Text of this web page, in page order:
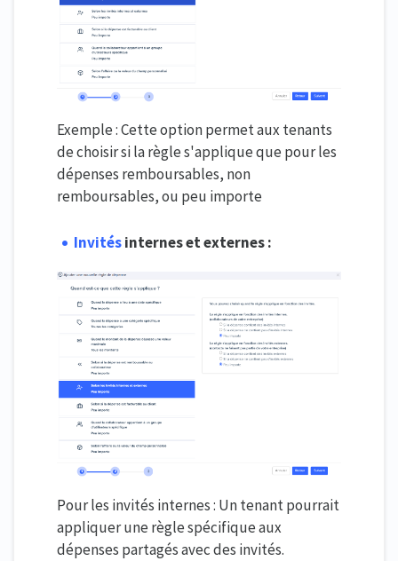
Exemple : Cette option permet aux tenants
de choisir si la règle s'applique que pour les
dépenses remboursables, non
remboursables, ou peu importe
Invitésinternes et externes :
Pour les invités internes : Un tenant pourrait
appliquer une règle spécifique aux
dépenses partagés avec des invités.